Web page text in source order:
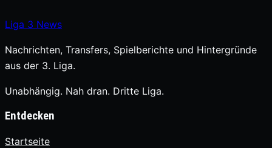
Liga 3 News
Nachrichten, Transfers, Spielberichte und Hintergründe
aus der 3. Liga.
Unabhängig. Nah dran. Dritte Liga.
Entdecken
Startseite